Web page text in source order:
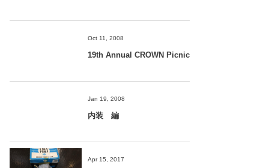
Oct 11, 2008
19th Annual CROWN Picnic
Jan 19, 2008
内装 編
Apr 15, 2017